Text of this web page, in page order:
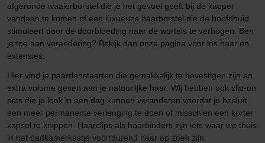
afgeronde waaierborstel die je het gevoel geeft bij de kapper
vandaan te komen of een luxueuze haarborstel die de hoofdhuid
stimuleert door de doorbloeding naar de wortels te verhogen. Ben
je toe aan verandering? Bekijk dan onze pagina voor los haar en
extensies.
Hier vind je paardenstaarten die gemakkelijk te bevestigen zijn en
extra volume geven aan je natuurlijke haar. Wij hebben ook clip-on
sets die je look in een dag kunnen veranderen voordat je besluit
een meer permanente verlenging te doen of misschien een korter
kapsel te knippen. Haarclips als haarbinders zijn iets waar we thuis
in het badkamerkastje voortdurend naar op zoek zijn.